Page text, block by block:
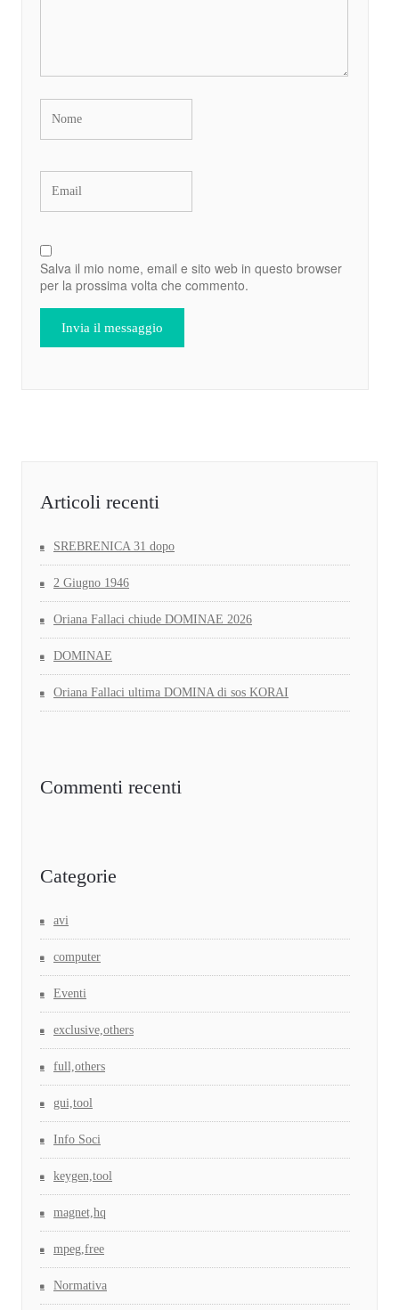
Salva il mio nome, email e sito web in questo browser
per la prossima volta che commento.
Articoli recenti
SREBRENICA 31 dopo
2 Giugno 1946
Oriana Fallaci chiude DOMINAE 2026
DOMINAE
Oriana Fallaci ultima DOMINA di sos KORAI
Commenti recenti
Categorie
avi
computer
Eventi
exclusive,others
full,others
gui,tool
Info Soci
keygen,tool
magnet,hq
mpeg,free
Normativa